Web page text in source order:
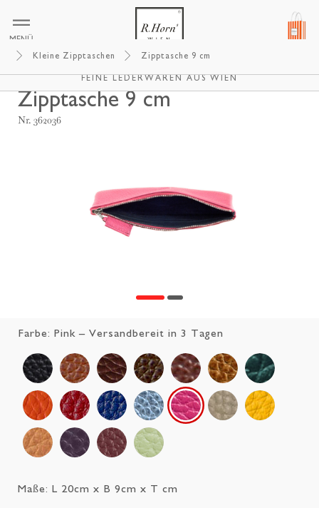
MENÜ
FEINE LEDERWAREN AUS WIEN
Kleine Zipptaschen Zipptasche 9 cm
Zipptasche 9 cm
Nr. 362036
Maße: L 20cm x B 9cm x T cm
Farbe: Pink – Versandbereit in 3 Tagen